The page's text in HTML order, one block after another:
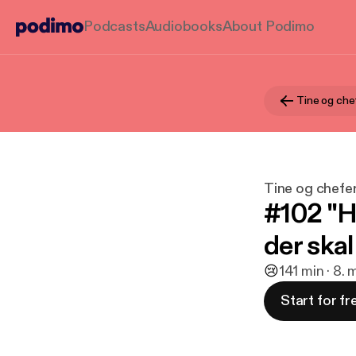
PodcastsAudiobooksAbout Podimo
Tine og
Tine og
#102
der
😢141 min · 8.
Start for